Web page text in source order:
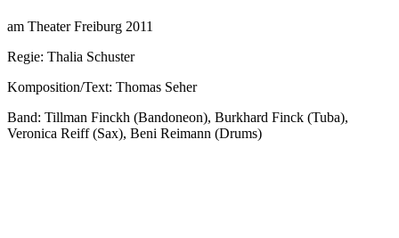
am Theater Freiburg 2011
Regie: Thalia Schuster
Komposition/Text: Thomas Seher
Band: Tillman Finckh (Bandoneon), Burkhard Finck (Tuba),
Veronica Reiff (Sax), Beni Reimann (Drums)